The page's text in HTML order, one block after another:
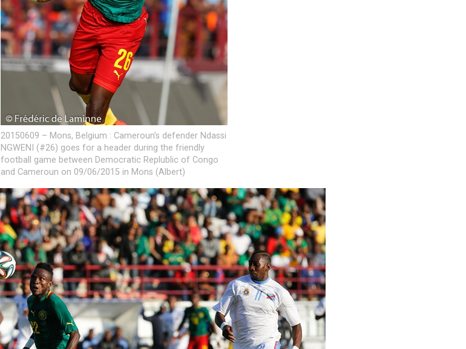
20150609 – Mons, Belgium : Cameroun’s defender Ndassi
NGWENI (#26) goes for a header during the friendly
football game between Democratic Replublic of Congo
and Cameroun on 09/06/2015 in Mons (Albert)